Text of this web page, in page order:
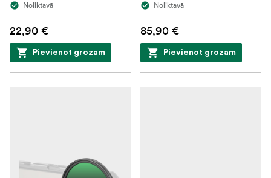
Noliktavā
22,90 €
Pievienot grozam
Noliktavā
85,90 €
Pievienot grozam